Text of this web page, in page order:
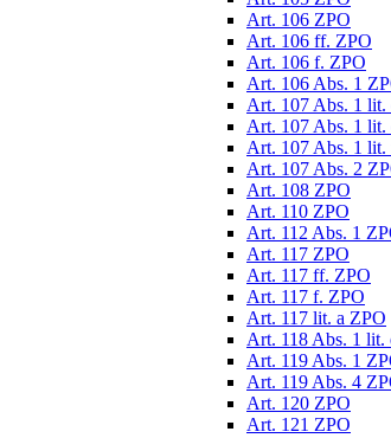
Art. 106 ZPO
Art. 106 ff. ZPO
Art. 106 f. ZPO
Art. 106 Abs. 1
Art. 107 Abs. 1 lit.
Art. 107 Abs. 1 lit.
Art. 107 Abs. 1 lit.
Art. 107 Abs. 2
Art. 108 ZPO
Art. 110 ZPO
Art. 112 Abs. 1
Art. 117 ZPO
Art. 117 ff. ZPO
Art. 117 f. ZPO
Art. 117 lit. a ZPO
Art. 118 Abs. 1 lit.
Art. 119 Abs. 1
Art. 119 Abs. 4
Art. 120 ZPO
Art. 121 ZPO